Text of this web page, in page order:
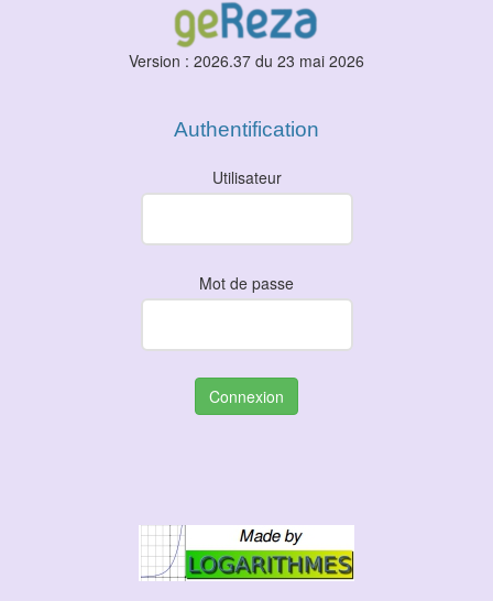
Version : 2026.37 du 23 mai 2026
Authentification
Utilisateur
Mot de passe
Connexion